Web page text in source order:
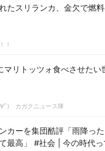
たスリランカ、金欠で燃
！
マリトッツォ食べさせた
ﾟ)ゞカガクニュース隊
カーを集団酷評「雨降っ
「反応が世紀末すぎて最高」 #社会 | 今